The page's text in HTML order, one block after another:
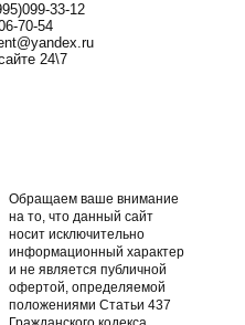
33-12
70-54
24\7
Обращаем ваше внимание
на то, что данный сайт
носит исключительно
информационный характер
и не является публичной
офертой, определяемой
положениями Статьи 437